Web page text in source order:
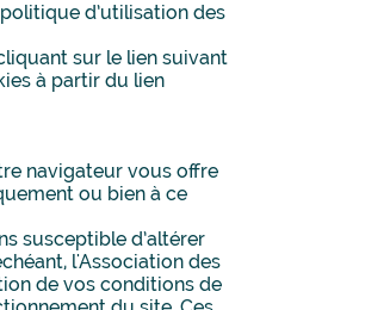
d’utilisation des
sur le lien suivant
à partir du lien
navigateur vous offre
ou bien à ce
susceptible d’altérer
l'Association des
de vos conditions de